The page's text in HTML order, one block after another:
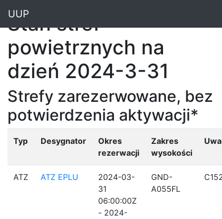
UUP
Stan stref
powietrznych na
dzień 2024-3-31
Strefy zarezerwowane, bez
potwierdzenia aktywacji*
Typ Desygnator
Okres
rezerwacji
Zakres
wysokości
ATZ ATZ EPLU
2024-03-
31
06:00:00Z
- 2024-
GND-
A055FL